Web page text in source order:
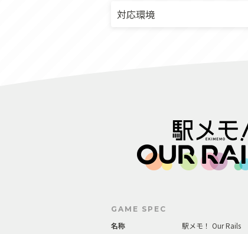
対応環境
GAME SPEC
名称
駅メモ！ Our Rails